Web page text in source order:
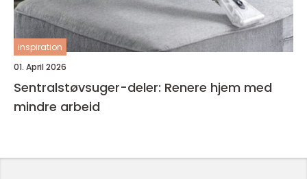
inspiration
01. April 2026
Sentralstøvsuger-deler: Renere hjem med
mindre arbeid